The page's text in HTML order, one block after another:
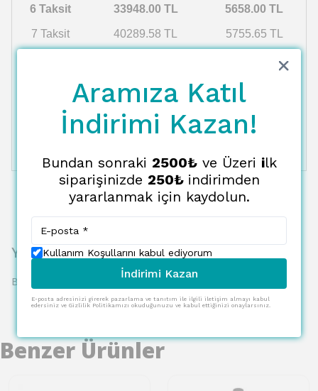
6 Taksit 33948.00 TL 5658.00 TL
7 Taksit 40289.58 TL 5755.65 TL
5150.50 TL
4684.55 TL
10 Taksit
11 Taksit 44214.64 TL 4019.51 TL
12 Taksit 45318.38 TL 3776.53 TL
Yorumlar
Bu ürün için henüz yorum yapılmamış.
Benzer Ürünler
Aramıza Katıl
İndirimi Kazan!
Bundan sonraki 2500₺ve Üzeri ilk
siparişinizde 250₺ indirimden
yararlanmak için kaydolun.
Kullanım Koşullarını kabul ediyorum
İndirimi Kazan
E-posta adresinizi girerek pazarlama ve tanıtım ile ilgili iletişim almayı kabul
edersiniz ve Gizlilik Politikamızı okuduğunuzu ve kabul ettiğinizi onaylarsınız.